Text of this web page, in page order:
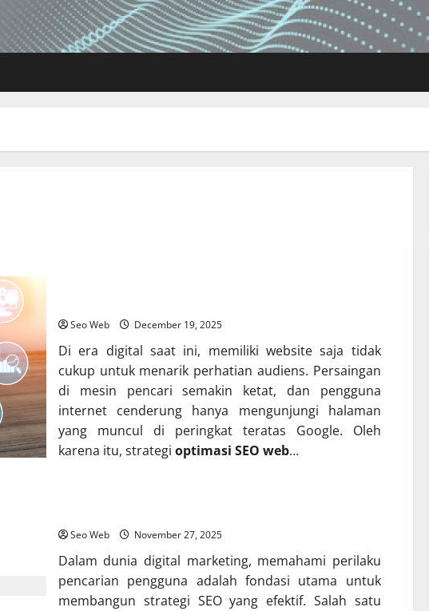
Seo Web December 19, 2025
Di era digital saat ini, memiliki website saja tidak
cukup untuk menarik perhatian audiens. Persaingan
di mesin pencari semakin ketat, dan pengguna
internet cenderung hanya mengunjungi halaman
yang muncul di peringkat teratas Google. Oleh
karena itu, strategi optimasi SEO web…
Seo Web November 27, 2025
Dalam dunia digital marketing, memahami perilaku
pencarian pengguna adalah fondasi utama untuk
membangun strategi SEO yang efektif. Salah satu